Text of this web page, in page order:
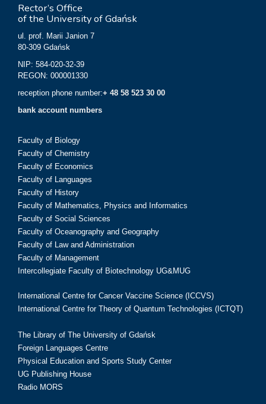
Rector’s Office
of the University of Gdańsk
ul. prof. Marii Janion 7
80-309 Gdańsk
NIP: 584-020-32-39
REGON: 000001330
reception phone number:+ 48 58 523 30 00
bank account numbers
Faculty of Biology
Faculty of Chemistry
Faculty of Economics
Faculty of Languages
Faculty of History
Faculty of Mathematics, Physics and Informatics
Faculty of Social Sciences
Faculty of Oceanography and Geography
Faculty of Law and Administration
Faculty of Management
Intercollegiate Faculty of Biotechnology UG&MUG
International Centre for Cancer Vaccine Science (ICCVS)
International Centre for Theory of Quantum Technologies (ICTQT)
The Library of The University of Gdańsk
Foreign Languages Centre
Physical Education and Sports Study Center
UG Publishing House
Radio MORS